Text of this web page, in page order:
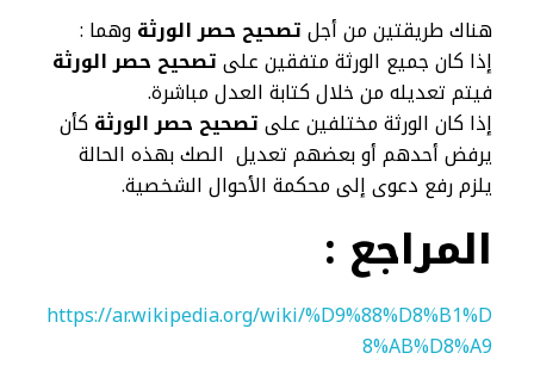
هناك طريقتين من أجلتصحيح حصر الورثةوهما :
إذا كان جميع الورثة متفقين علىتصحيح حصر الورثة
فيتم تعديله من خلال كتابة العدل مباشرة.
إذا كان الورثة مختلفين علىتصحيح حصر الورثةكأن
يرفض أحدهم أو بعضهم تعديل الصك بهذه الحالة
يلزم رفع دعوى إلى محكمة الأحوال الشخصية.
المراجع :
https://ar.wikipedia.org/wiki/%D9%88%D8%B1%D
8%AB%D8%A9